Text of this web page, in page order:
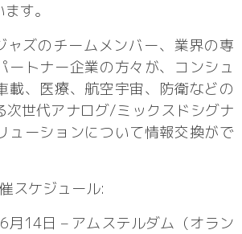
す。
ャズのチームメンバー、業界の専
ートナー企業の方々が、コンシュ
載、医療、航空宇宙、防衛などの
次世代アナログ/ミックスドシグナ
ューションについて情報交換がで
スケジュール:
月14日 – アムステルダム（オラン